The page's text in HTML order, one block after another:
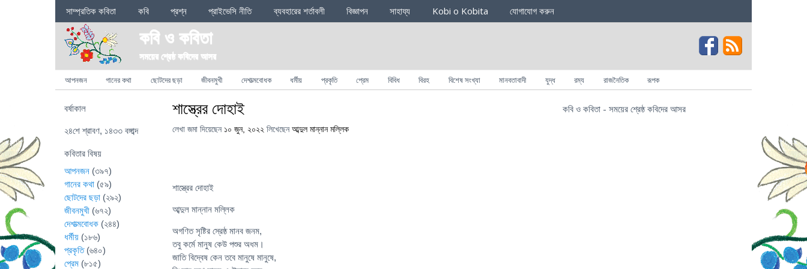
Sections
সাম্প্রতিক কবিতা কবি প্রশ্ন প্রাইভেসি নীতি ব্যবহারের শর্তাবলী বিজ্ঞাপন সাহায্য Kobi o Kobita যোগাযোগ করুন
কবি ও কবিতা
সময়ের শ্রেষ্ঠ কবিদের আসর
Categories
আপনজন গানের কথা ছোটদের ছড়া জীবনমুখী দেশাত্মবোধক ধর্মীয় প্রকৃতি প্রেম বিবিধ বিরহ বিশেষ সংখ্যা মানবতাবাদী যুদ্ধ রম্য রাজনৈতিক রূপক
শাস্ত্রের দোহাই
লেখা জমা দিয়েছেন ১০ জুন, ২০২২ লিখেছেন আব্দুল মান্নান মল্লিক
শাস্ত্রের দোহাই
আব্দুল মান্নান মল্লিক
অগণিত সৃষ্টির স্রেষ্ঠ মানব জনম,
তবু কর্মে মানুষ কেউ পশুর অধম।
জাতি বিদ্বেষ কেন তবে মানুষে মানুষে,
বর্ষাকাল
২৪শে শ্রাবণ, ১৪৩৩ বঙ্গাব্দ
কবিতার বিষয়
আপনজন (৩৯৭)
গানের কথা (৫৯)
ছোটদের ছড়া (২৯২)
জীবনমুখী (৬৭২)
দেশাত্মবোধক (২৪৪)
ধর্মীয় (১৮৬)
প্রকৃতি(৬৪০)
প্রেম (৮১৫)
কবি ও কবিতা - সময়ের শ্রেষ্ঠ কবিদের আসর